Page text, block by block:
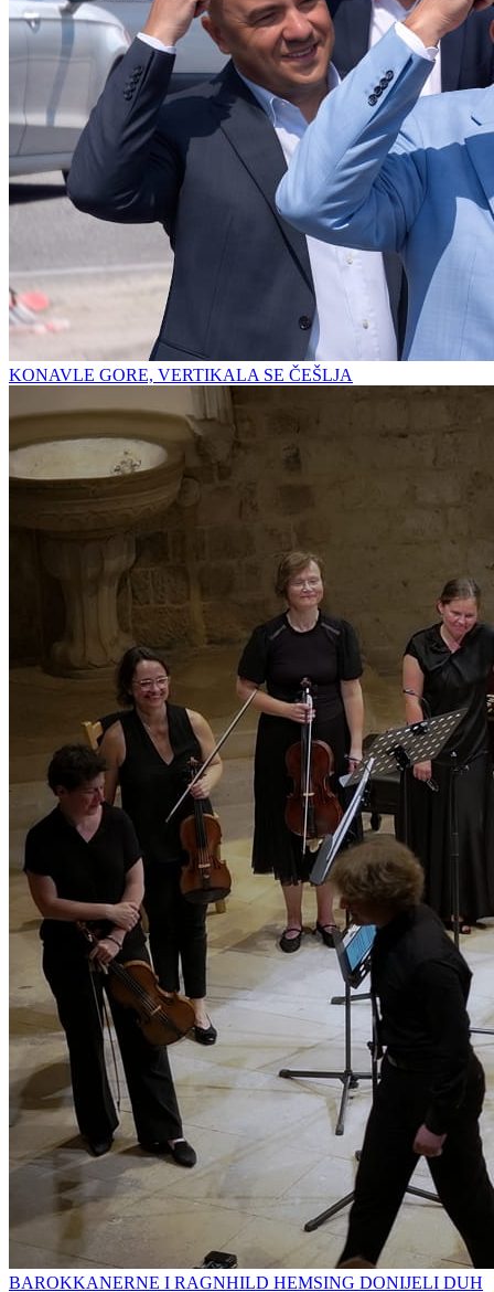
KONAVLE GORE, VERTIKALA SE ČEŠLJA
BAROKKANERNE I RAGNHILD HEMSING DONIJELI DUH